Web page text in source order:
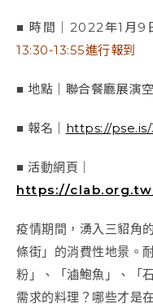
■ 時間｜2022年1月9
13:30-13:55進行報到
■ 地點｜聯合餐廳展演
■ 報名｜ https://
■ 活動網頁｜
https://
疫情期間，湧入三貂角
條街」的消費性地景。
粉」、「滷鮑魚」、「
需求的料理？哪些才是